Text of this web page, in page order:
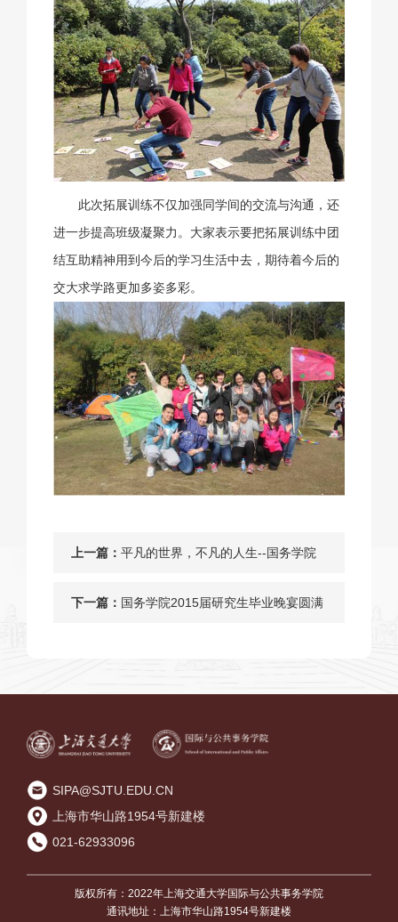
此次拓展训练不仅加强同学间的交流与沟通，还
进一步提高班级凝聚力。大家表示要把拓展训练中团
结互助精神用到今后的学习生活中去，期待着今后的
交大求学路更加多姿多彩。
上一篇： 平凡的世界，不凡的人生--国务学院
大一团支部主题团日活动顺利举行
下一篇： 国务学院2015届研究生毕业晚宴圆满
SIPA@SJTU.EDU.CN
上海市华山路1954号新建楼
021-62933096
版权所有：2022年上海交通大学国际与公共事务学院
通讯地址：上海市华山路1954号新建楼